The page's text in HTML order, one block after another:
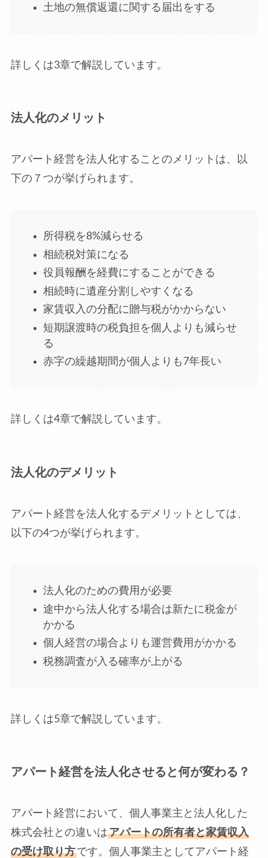
土地の無償返還に関する届出をする
詳しくは3章で解説しています。
法人化のメリット
アパート経営を法人化することのメリットは、以
下の７つが挙げられます。
所得税を8%減らせる
相続税対策になる
役員報酬を経費にすることができる
相続時に遺産分割しやすくなる
家賃収入の分配に贈与税がかからない
短期譲渡時の税負担を個人よりも減らせ
る
赤字の繰越期間が個人よりも7年長い
詳しくは4章で解説しています。
法人化のデメリット
アパート経営を法人化するデメリットとしては、
以下の4つが挙げられます。
法人化のための費用が必要
途中から法人化する場合は新たに税金が
かかる
個人経営の場合よりも運営費用がかかる
税務調査が入る確率が上がる
詳しくは5章で解説しています。
アパート経営を法人化させると何が変わる？
アパート経営において、個人事業主と法人化した
株式会社との違いはアパートの所有者と家賃収入
の受け取り方です。個人事業主としてアパート経